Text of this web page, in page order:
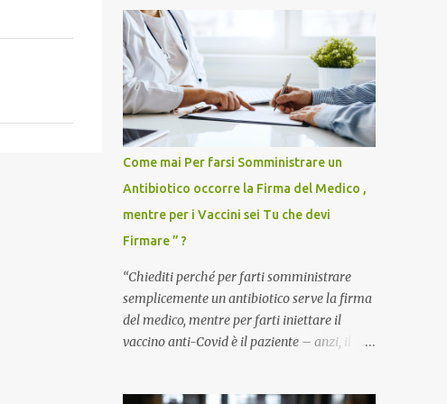
Come mai Per farsi Somministrare un
Antibiotico occorre la Firma del Medico ,
mentre per i Vaccini sei Tu che devi
Firmare ” ?
“Chiediti perché per farti somministrare
semplicemente un antibiotico serve la firma
del medico, mentre per farti iniettare il
vaccino anti-Covid è il paziente – anzi, il